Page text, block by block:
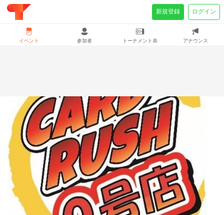
イベント 参加者 トーナメント表 アナウンス
新規登録 ログイン